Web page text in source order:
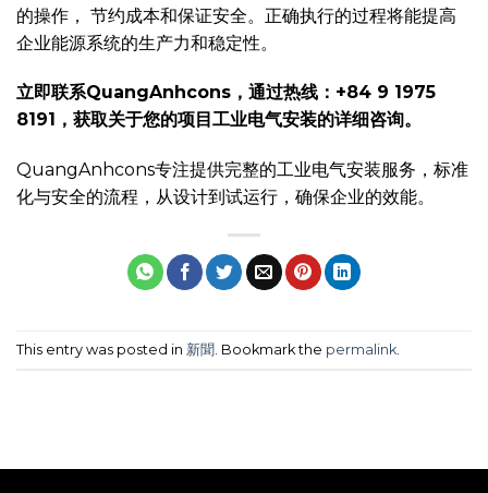
的操作， 节约成本和保证安全。正确执行的过程将能提高
企业能源系统的生产力和稳定性。
立即联系QuangAnhcons，通过热线：+84 9 1975
8191，获取关于您的项目工业电气安装的详细咨询。
QuangAnhcons专注提供完整的工业电气安装服务，标准
化与安全的流程，从设计到试运行，确保企业的效能。
This entry was posted in 新聞 . Bookmark the permalink